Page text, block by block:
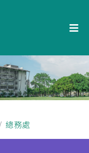
總務處